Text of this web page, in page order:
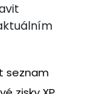
seznam